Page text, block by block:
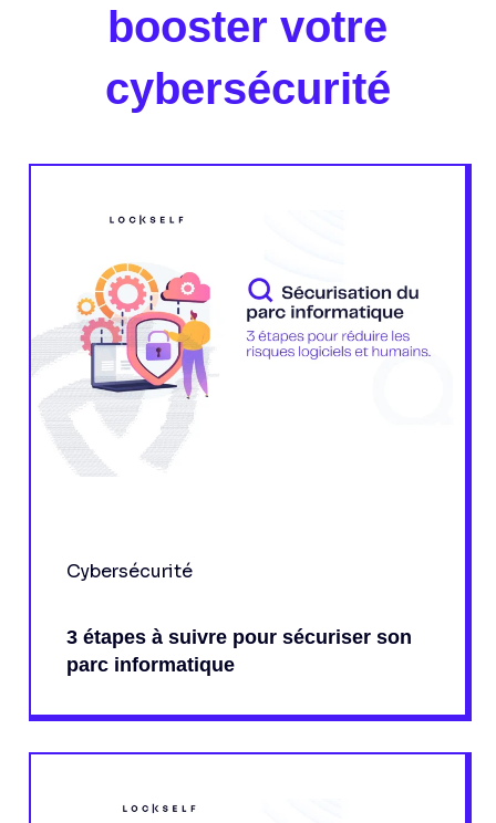
booster votre
cybersécurité
Cybersécurité
3 étapes à suivre pour sécuriser son
parc informatique